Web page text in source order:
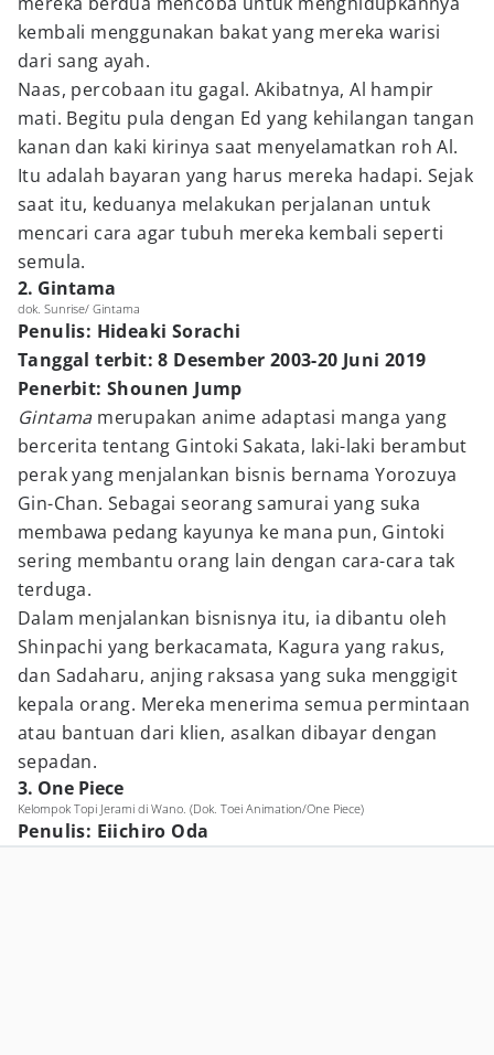
kembali menggunakan bakat yang mereka warisi
dari sang ayah.
Naas, percobaan itu gagal. Akibatnya, Al hampir
mati. Begitu pula dengan Ed yang kehilangan tangan
kanan dan kaki kirinya saat menyelamatkan roh Al.
Itu adalah bayaran yang harus mereka hadapi. Sejak
saat itu, keduanya melakukan perjalanan untuk
mencari cara agar tubuh mereka kembali seperti
semula.
2. Gintama
dok. Sunrise/ Gintama
Penulis: Hideaki Sorachi
Tanggal terbit: 8 Desember 2003-20 Juni 2019
Penerbit: Shounen Jump
Gintamamerupakan anime adaptasi manga yang
bercerita tentang Gintoki Sakata, laki-laki berambut
perak yang menjalankan bisnis bernama Yorozuya
Gin-Chan. Sebagai seorang samurai yang suka
membawa pedang kayunya ke mana pun, Gintoki
sering membantu orang lain dengan cara-cara tak
terduga.
Dalam menjalankan bisnisnya itu, ia dibantu oleh
Shinpachi yang berkacamata, Kagura yang rakus,
dan Sadaharu, anjing raksasa yang suka menggigit
kepala orang. Mereka menerima semua permintaan
atau bantuan dari klien, asalkan dibayar dengan
sepadan.
3. One Piece
Kelompok Topi Jerami di Wano. (Dok. Toei Animation/One Piece)
Penulis: Eiichiro Oda